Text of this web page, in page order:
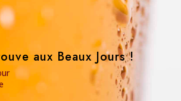
aux Beaux Jours !